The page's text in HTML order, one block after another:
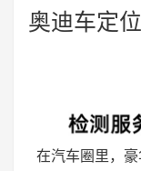
奥迪车定
在汽车圈里，